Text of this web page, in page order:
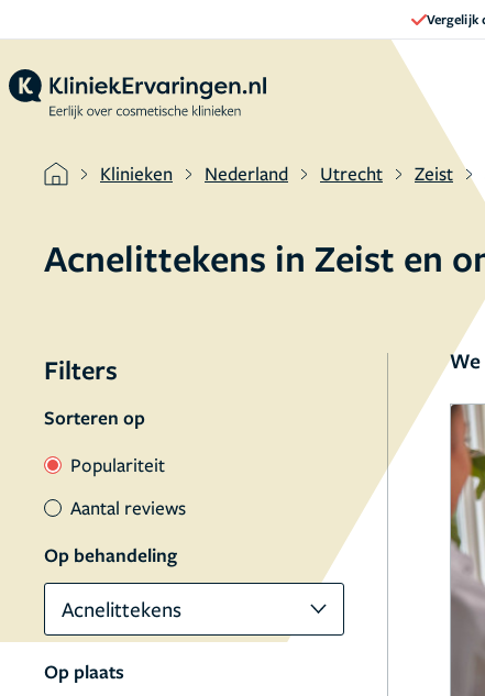
Vergelijk
Klinieken Nederland Utrecht Zeist
Acnelittekens in Zeist en
Filters
Sorteren op
Populariteit
Aantal reviews
Op behandeling
Acnelittekens
Op plaats